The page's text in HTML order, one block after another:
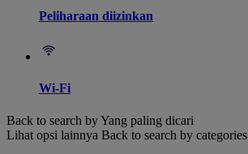
Peliharaan diizinkan
Wi-Fi
Back to search by Yang paling dicari
Lihat opsi lainnya Back to search by categories